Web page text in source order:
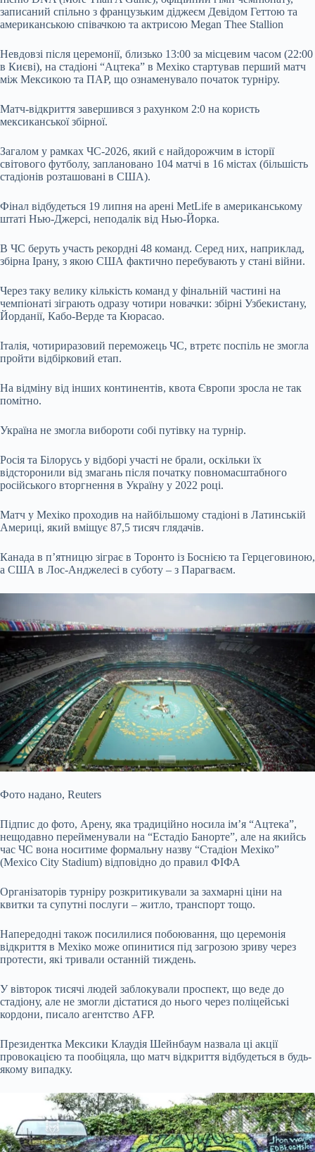
записаний спільно з французьким діджеєм Девідом Геттою та
американською співачкою та актрисою Megan Thee Stallion
Невдовзі після церемонії, близько 13:00 за місцевим часом (22:00
в Києві), на стадіоні “Ацтека” в Мехіко стартував перший матч
між Мексикою та ПАР, що ознаменувало початок турніру.
Матч-відкриття завершився з рахунком 2:0 на користь
мексиканської збірної.
Загалом у рамках ЧС-2026, який є найдорожчим в історії
світового футболу, заплановано 104 матчі в 16 містах (більшість
стадіонів розташовані в США).
Фінал відбудеться 19 липня на арені MetLife в американському
штаті Нью-Джерсі, неподалік від Нью-Йорка.
В ЧС беруть участь рекордні 48 команд. Серед них, наприклад,
збірна Ірану, з якою США фактично перебувають у стані війни.
Через таку велику кількість команд у фінальній частині на
чемпіонаті зіграють одразу чотири новачки: збірні Узбекистану,
Йорданії, Кабо-Верде та Кюрасао.
Італія, чотириразовий переможець ЧС, втретє поспіль не змогла
пройти відбірковий етап.
На відміну від інших континентів, квота Європи зросла не так
помітно.
Україна не змогла вибороти собі путівку на турнір.
Росія та Білорусь у відборі участі не брали, оскільки їх
відсторонили від змагань після початку повномасштабного
російського вторгнення в Україну у 2022 році.
Матч у Мехіко проходив на найбільшому стадіоні в Латинській
Америці, який вміщує 87,5 тисяч глядачів.
Канада в п’ятницю зіграє в Торонто із Боснією та Герцеговиною,
а США в Лос-Анджелесі в суботу – з Парагваєм.
Фото надано, Reuters
Підпис до фото, Арену, яка традиційно носила ім’я “Ацтека”,
нещодавно перейменували на “Естадіо Банорте”, але на якийсь
час ЧС вона носитиме формальну назву “Стадіон Мехіко”
(Mexico City Stadium) відповідно до правил ФІФА
Організаторів турніру розкритикували за захмарні ціни на
квитки та супутні послуги – житло, транспорт тощо.
Напередодні також посилилися побоювання, що церемонія
відкриття в Мехіко може опинитися під загрозою зриву через
протести, які тривали останній тиждень.
У вівторок тисячі людей заблокували проспект, що веде до
стадіону, але не змогли дістатися до нього через поліцейські
кордони, писало агентство AFP.
Президентка Мексики Клаудія Шейнбаум назвала ці акції
провокацією та пообіцяла, що матч відкриття відбудеться в будь-
якому випадку.